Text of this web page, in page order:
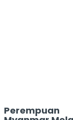
Perempuan